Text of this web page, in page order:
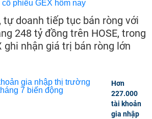
tự doanh tiếp tục bán ròng với
248 tỷ đồng trên HOSE, trong
ghi nhận giá trị bán ròng lớn
Hơn
227.000
tài khoản
gia nhập